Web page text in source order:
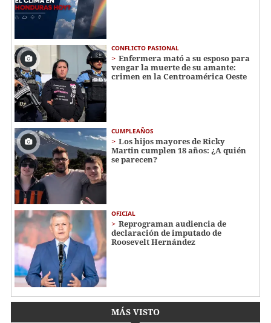
CONFLICTO PASIONAL
Enfermera mató a su esposo para
vengar la muerte de su amante:
crimen en la Centroamérica Oeste
CUMPLEAÑOS
Los hijos mayores de Ricky
Martin cumplen 18 años: ¿A quién
se parecen?
OFICIAL
Reprograman audiencia de
declaración de imputado de
Roosevelt Hernández
MÁS VISTO